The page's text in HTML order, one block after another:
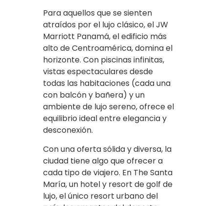
Para aquellos que se sienten
atraídos por el lujo clásico, el JW
Marriott Panamá, el edificio más
alto de Centroamérica, domina el
horizonte. Con piscinas infinitas,
vistas espectaculares desde
todas las habitaciones (cada una
con balcón y bañera) y un
ambiente de lujo sereno, ofrece el
equilibrio ideal entre elegancia y
desconexión.
Con una oferta sólida y diversa, la
ciudad tiene algo que ofrecer a
cada tipo de viajero. En The Santa
María, un hotel y resort de golf de
lujo, el único resort urbano del